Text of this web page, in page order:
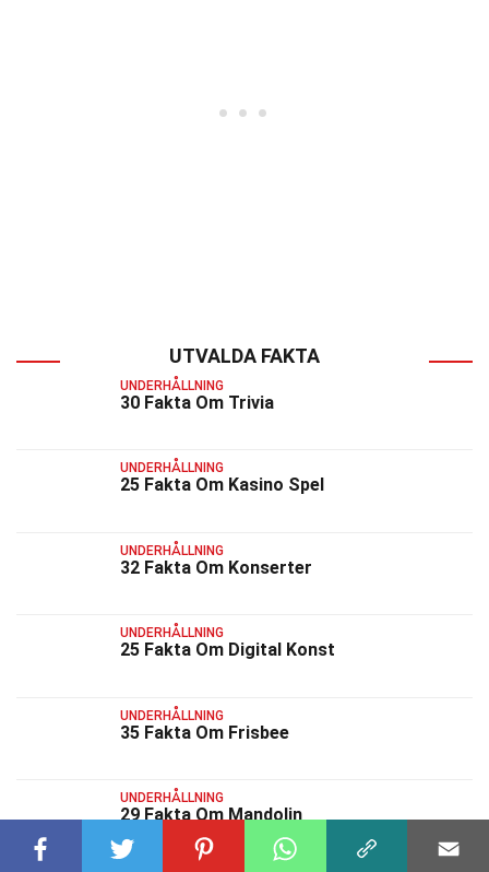
UTVALDA FAKTA
UNDERHÅLLNING
30 Fakta Om Trivia
UNDERHÅLLNING
25 Fakta Om Kasino Spel
UNDERHÅLLNING
32 Fakta Om Konserter
UNDERHÅLLNING
25 Fakta Om Digital Konst
UNDERHÅLLNING
35 Fakta Om Frisbee
UNDERHÅLLNING
29 Fakta Om Mandolin